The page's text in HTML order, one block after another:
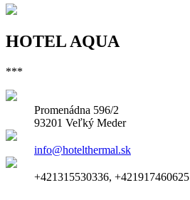
HOTEL AQUA
***
Promenádna 596/2
93201 Veľký Meder
info@hotelthermal.sk
+421315530336, +421917460625